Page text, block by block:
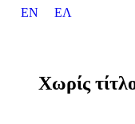
EN
ΕΛ
Χωρίς